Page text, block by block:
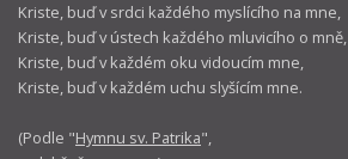
Kriste, buď v srdci každého myslícího na mne,
Kriste, buď v ústech každého mluvicího o mně,
Kriste, buď v každém oku vidoucím mne,
Kriste, buď v každém uchu slyšícím mne.
(Podle "Hymnu sv. Patrika",